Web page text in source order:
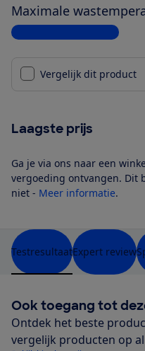
Maximale
Bekijk alle specificaties
Vergelijk dit product
Laagste prijs
Ga je via ons naar een
vergoeding ontvangen. Dit
niet - Meer informatie.
TestresultaatExpert review
Ook toegang tot
Ontdek het beste
vergelijk producten op